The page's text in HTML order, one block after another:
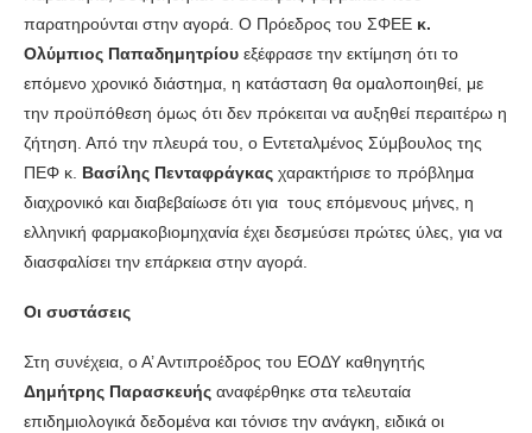
παρατηρούνται στην αγορά. Ο Πρόεδρος του ΣΦΕΕ κ.
Ολύμπιος Παπαδημητρίου εξέφρασε την εκτίμηση ότι το
επόμενο χρονικό διάστημα, η κατάσταση θα ομαλοποιηθεί, με
την προϋπόθεση όμως ότι δεν πρόκειται να αυξηθεί περαιτέρω η
ζήτηση. Από την πλευρά του, ο Εντεταλμένος Σύμβουλος της
ΠΕΦ κ. Βασίλης Πενταφράγκας χαρακτήρισε το πρόβλημα
διαχρονικό και διαβεβαίωσε ότι για τους επόμενους μήνες, η
ελληνική φαρμακοβιομηχανία έχει δεσμεύσει πρώτες ύλες, για να
διασφαλίσει την επάρκεια στην αγορά.
Οι συστάσεις
Στη συνέχεια, ο Α’ Αντιπροέδρος του ΕΟΔΥ καθηγητής
Δημήτρης Παρασκευής αναφέρθηκε στα τελευταία
επιδημιολογικά δεδομένα και τόνισε την ανάγκη, ειδικά οι